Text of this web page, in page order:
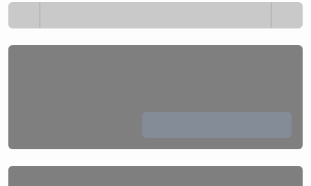
Lädt ...
Lädt ...